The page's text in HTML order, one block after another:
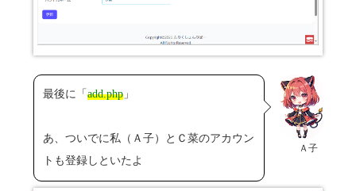
Ａ子
最後に「add.php 」
あ、ついでに私（Ａ子）とＣ菜のアカウン
トも登録しといたよ